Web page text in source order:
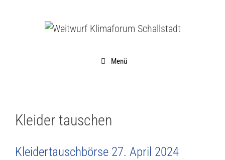
Menü
Kleider tauschen
Kleidertauschbörse 27. April 2024